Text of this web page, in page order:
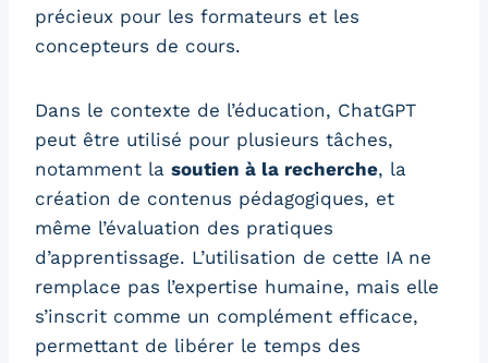
précieux pour les formateurs et les
concepteurs de cours.
Dans le contexte de l’éducation, ChatGPT
peut être utilisé pour plusieurs tâches,
notamment la soutien à la recherche, la
création de contenus pédagogiques, et
même l’évaluation des pratiques
d’apprentissage. L’utilisation de cette IA ne
remplace pas l’expertise humaine, mais elle
s’inscrit comme un complément efficace,
permettant de libérer le temps des